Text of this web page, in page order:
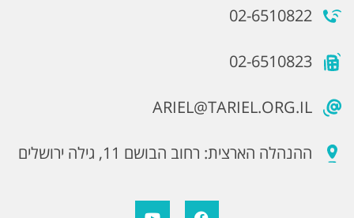
02-6510822
02-6510823
ARIEL@TARIEL.ORG.IL
ההנהלה הארצית: רחוב הבושם 11, גילה ירושלים